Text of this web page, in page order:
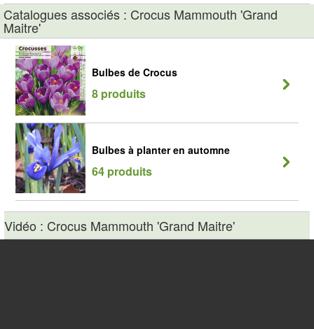
Catalogues associés : Crocus Mammouth 'Grand
Maitre'
Bulbes de Crocus
8 produits
Bulbes à planter en automne
64 produits
Vidéo : Crocus Mammouth 'Grand Maitre'